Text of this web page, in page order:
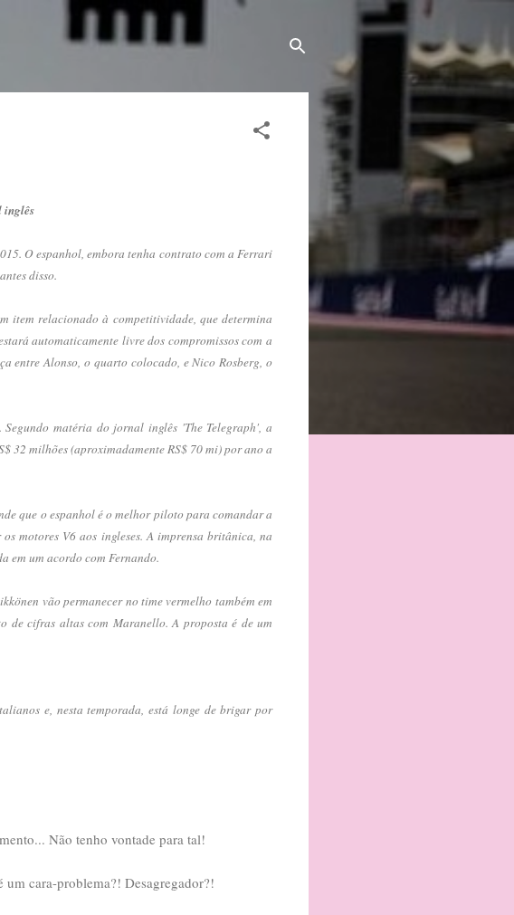
inglês
O espanhol, embora tenha contrato com a Ferrari
disso.
item relacionado à competitividade, que determina
automaticamente livre dos compromissos com a
entre Alonso, o quarto colocado, e Nico Rosberg, o
matéria do jornal inglês 'The Telegraph', a
32 milhões (aproximadamente RS$ 70 mi) por ano a
que o espanhol é o melhor piloto para comandar a
motores V6 aos ingleses. A imprensa britânica, na
em um acordo com Fernando.
vão permanecer no time vermelho também em
de cifras altas com Maranello. A proposta é de um
e, nesta temporada, está longe de brigar por
Não tenho vontade para tal!
cara-problema?! Desagregador?!